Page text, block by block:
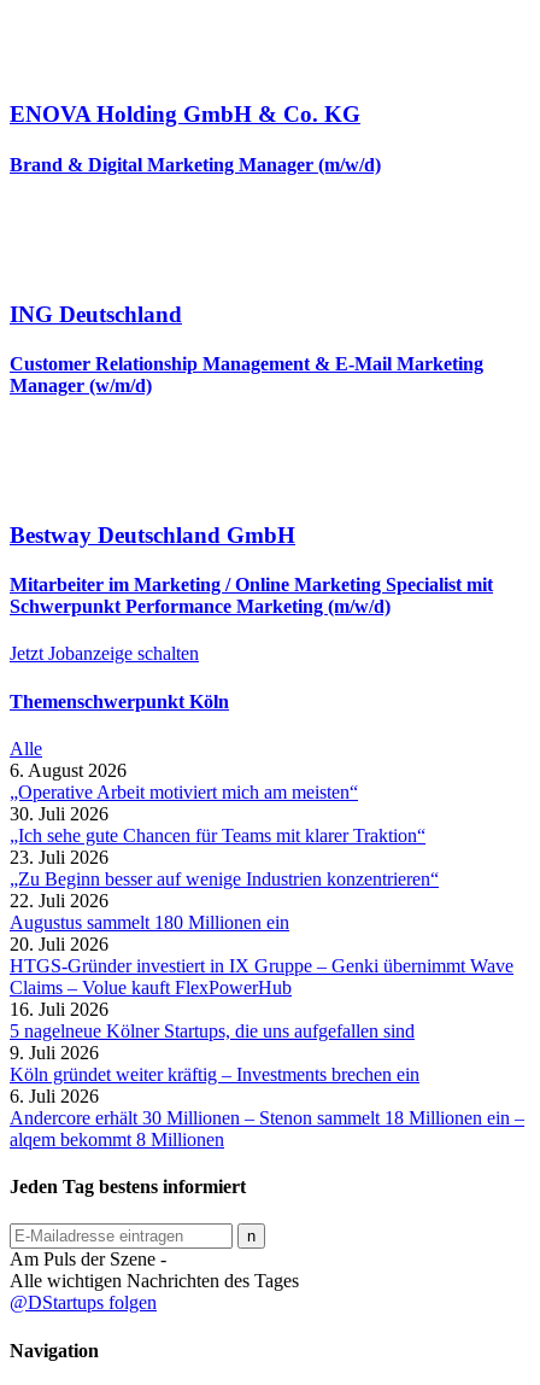
ENOVA Holding GmbH & Co. KG
Brand & Digital Marketing Manager (m/w/d)
ING Deutschland
Customer Relationship Management & E-Mail Marketing
Manager (w/m/d)
Bestway Deutschland GmbH
Mitarbeiter im Marketing / Online Marketing Specialist mit
Schwerpunkt Performance Marketing (m/w/d)
Jetzt Jobanzeige schalten
Themenschwerpunkt Köln
Alle
6. August 2026
„Operative Arbeit motiviert mich am meisten“
30. Juli 2026
„Ich sehe gute Chancen für Teams mit klarer Traktion“
23. Juli 2026
„Zu Beginn besser auf wenige Industrien konzentrieren“
22. Juli 2026
Augustus sammelt 180 Millionen ein
20. Juli 2026
HTGS-Gründer investiert in IX Gruppe – Genki übernimmt Wave
Claims – Volue kauft FlexPowerHub
16. Juli 2026
5 nagelneue Kölner Startups, die uns aufgefallen sind
9. Juli 2026
Köln gründet weiter kräftig – Investments brechen ein
6. Juli 2026
Andercore erhält 30 Millionen – Stenon sammelt 18 Millionen ein –
alqem bekommt 8 Millionen
Jeden Tag bestens informiert
Am Puls der Szene -
Alle wichtigen Nachrichten des Tages
@DStartups folgen
Navigation